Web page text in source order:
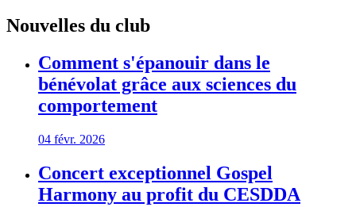
Nouvelles du club
Comment s'épanouir dans le
bénévolat grâce aux sciences du
comportement
04 févr. 2026
Concert exceptionnel Gospel
Harmony au profit du CESDDA